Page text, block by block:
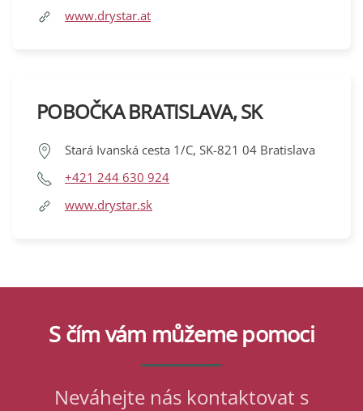
www.drystar.at
POBOČKA BRATISLAVA, SK
Stará Ivanská cesta 1/C, SK-821 04 Bratislava
+421 244 630 924
www.drystar.sk
S čím vám můžeme pomoci
Neváhejte nás kontaktovat s